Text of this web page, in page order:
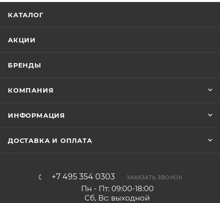
КАТАЛОГ
АКЦИИ
БРЕНДЫ
КОМПАНИЯ
ИНФОРМАЦИЯ
ДОСТАВКА И ОПЛАТА
+7 495 354 0303 ЗАКАЗАТЬ ЗВОНОК
Пн - Пт: 09:00-18:00
Сб, Вс: выходной